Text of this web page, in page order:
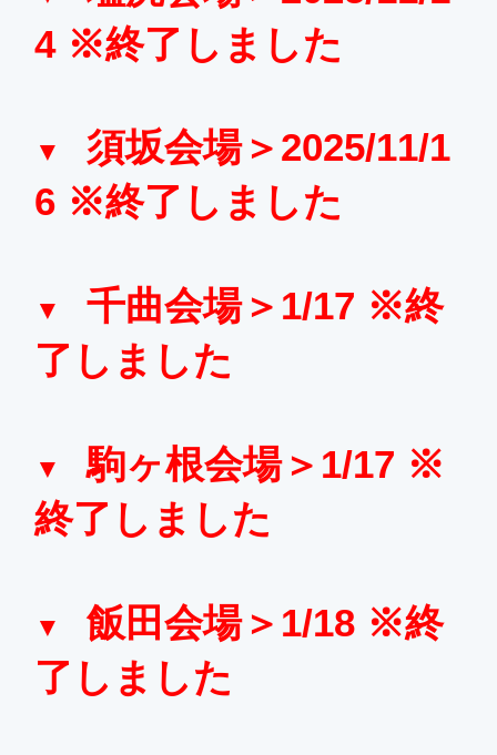
4 ※終了しました
須坂会場＞2025/11/1
6 ※終了しました
千曲会場＞1/17 ※終
了しました
駒ヶ根会場＞1/17 ※
終了しました
飯田会場＞1/18 ※終
了しました